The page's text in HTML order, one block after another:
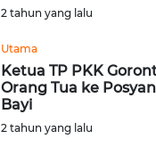
2 tahun yang lalu
Utama
Ketua TP PKK
Orang Tua ke
Bayi
2 tahun yang lalu